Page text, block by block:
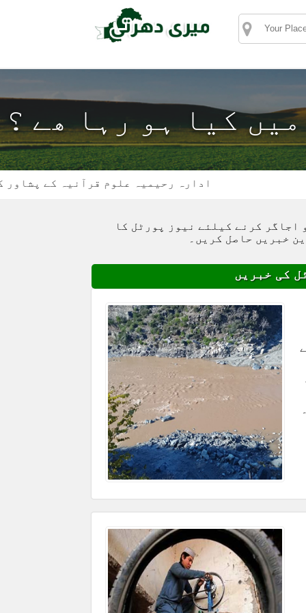
کیا ہو رہا ھے ؟
ادارہ رحیمیہ علوم قرآنیہ کے پشاور
اجاگر کرنے کیلئے نیوز پورٹل کا
خبریں حاصل کریں۔
کی خبریں